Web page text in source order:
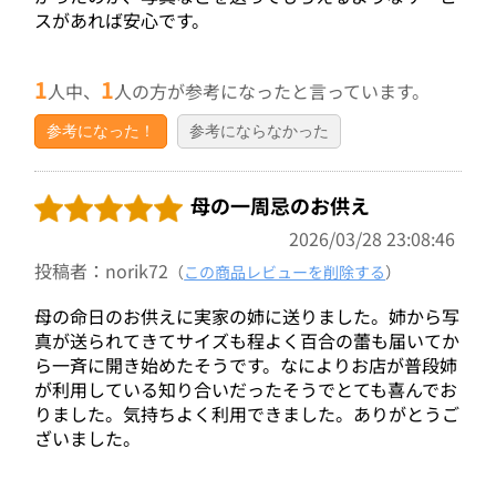
スがあれば安心です。
1人中、 1人の方が参考になったと言っています。
参考になった！ 参考にならなかった
母の一周忌のお供え
2026/03/28 23:08:46
投稿者：norik72 （この商品レビューを削除する）
母の命日のお供えに実家の姉に送りました。姉から写
真が送られてきてサイズも程よく百合の蕾も届いてか
ら一斉に開き始めたそうです。なによりお店が普段姉
が利用している知り合いだったそうでとても喜んでお
りました。気持ちよく利用できました。ありがとうご
ざいました。